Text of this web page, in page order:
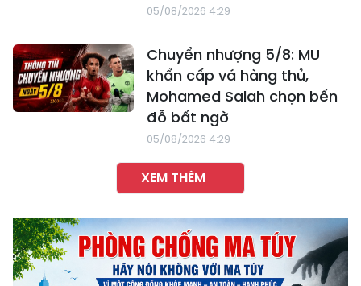
05/08/2026 4:29
Chuyển nhượng 5/8: MU
khẩn cấp vá hàng thủ,
Mohamed Salah chọn bến
đỗ bất ngờ
05/08/2026 4:29
XEM THÊM